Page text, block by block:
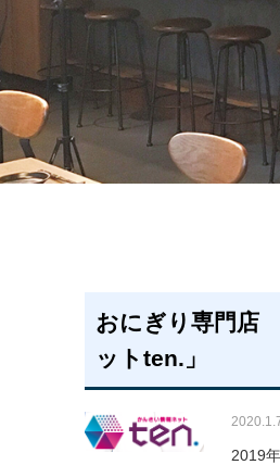
おにぎり専門店
ットten.」
2019